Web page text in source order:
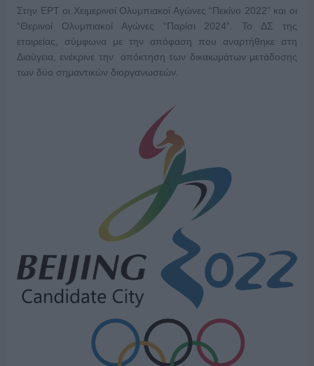
Στην ΕΡΤ οι Χειμερινοί Ολυμπιακοί Αγώνες “Πεκίνο 2022” και οι
“Θερινοί Ολυμπιακοί Αγώνες “Παρίσι 2024”. Το ΔΣ της
εταιρείας, σύμφωνα με την απόφαση που αναρτήθηκε στη
Διαύγεια, ενέκρινε την απόκτηση των δικαιωμάτων μετάδοσης
των δύο σημαντικών διοργανωσεών.